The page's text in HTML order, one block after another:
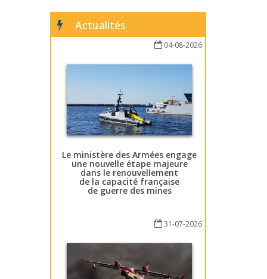
Actualités
04-08-2026
Le ministère des Armées engage
une nouvelle étape majeure
dans le renouvellement
de la capacité française
de guerre des mines
31-07-2026